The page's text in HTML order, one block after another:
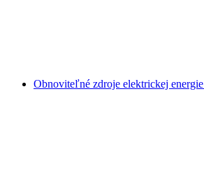
Obnoviteľné zdroje elektrickej energie